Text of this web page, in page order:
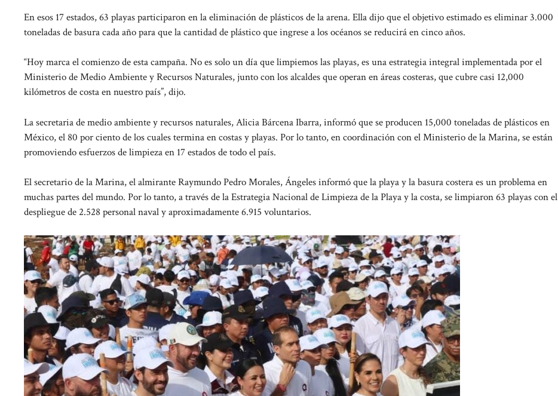
En esos 17 estados, 63 playas participaron en la eliminación de plásticos de la arena. Ella dijo que el objetivo estimado es eliminar 3.000
toneladas de basura cada año para que la cantidad de plástico que ingrese a los océanos se reducirá en cinco años.
“Hoy marca el comienzo de esta campaña. No es solo un día que limpiemos las playas, es una estrategia integral implementada por el
Ministerio de Medio Ambiente y Recursos Naturales, junto con los alcaldes que operan en áreas costeras, que cubre casi 12,000
kilómetros de costa en nuestro país”, dijo.
La secretaria de medio ambiente y recursos naturales, Alicia Bárcena Ibarra, informó que se producen 15,000 toneladas de plásticos en
México, el 80 por ciento de los cuales termina en costas y playas. Por lo tanto, en coordinación con el Ministerio de la Marina, se están
promoviendo esfuerzos de limpieza en 17 estados de todo el país.
El secretario de la Marina, el almirante Raymundo Pedro Morales, Ángeles informó que la playa y la basura costera es un problema en
muchas partes del mundo. Por lo tanto, a través de la Estrategia Nacional de Limpieza de la Playa y la costa, se limpiaron 63 playas con el
despliegue de 2.528 personal naval y aproximadamente 6.915 voluntarios.